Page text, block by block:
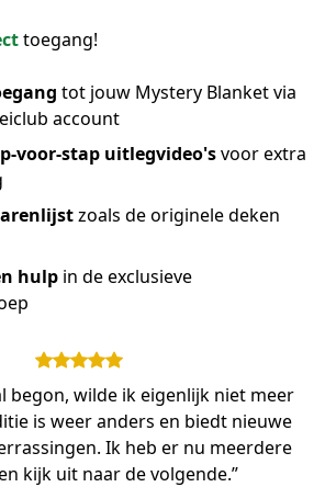
toegang!
tot jouw Mystery Blanket via
account
voor-stap uitlegvideo'svoor extra
zoals de originele deken
hulp in de exclusieve
begon, wilde ik eigenlijk niet meer
is weer anders en biedt nieuwe
Ik heb er nu meerdere
kijk uit naar de volgende.”